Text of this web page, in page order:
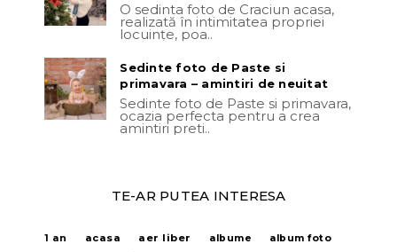
O sedinta foto de Craciun acasa,
realizată în intimitatea propriei
locuințe, poa..
Sedinte foto de Paste si
primavara – amintiri de neuitat
Sedinte foto de Paste si primavara,
ocazia perfecta pentru a crea
amintiri preti..
TE-AR PUTEA INTERESA
1 an acasa aer liber albume
album foto